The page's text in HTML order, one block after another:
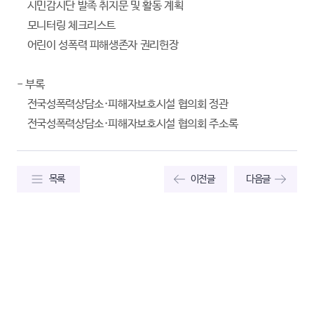
시민감시단 발족 취지문 및 활동 계획
모니터링 체크리스트
어린이 성폭력 피해생존자 권리헌장
- 부록
전국성폭력상담소·피해자보호시설 협의회 정관
전국성폭력상담소·피해자보호시설 협의회 주소록
목록 이전글 다음글